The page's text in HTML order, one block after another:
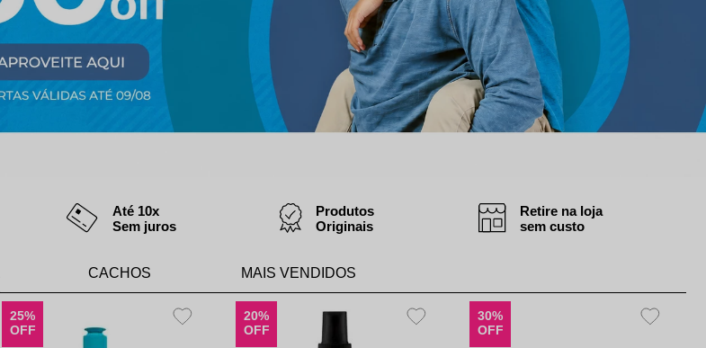
Até 10x
Sem juros
Produtos
Originais
Retire na loja
sem custo
CACHOS MAIS VENDIDOS
25%
OFF
20%
OFF
30%
OFF